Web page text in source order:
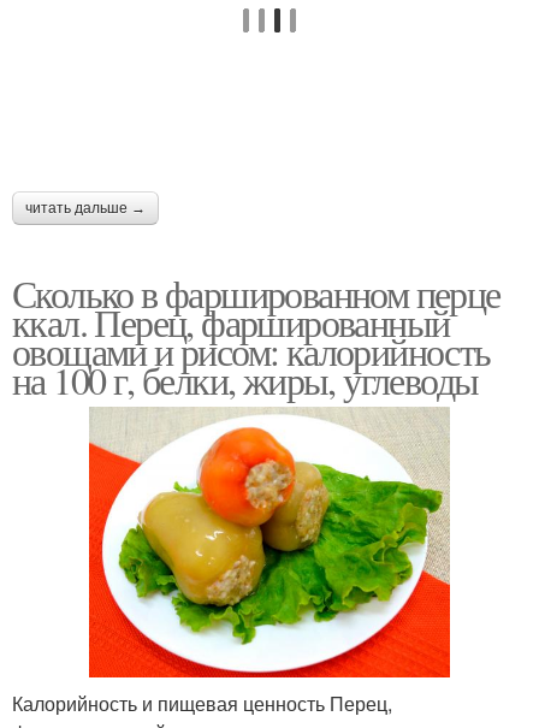
читать дальше →
Сколько в фаршированном перце
ккал. Перец, фаршированный
овощами и рисом: калорийность
на 100 г, белки, жиры, углеводы
Калорийность и пищевая ценность Перец,